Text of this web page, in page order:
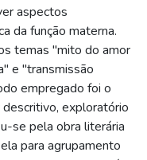
aspectos
da função materna.
temas "mito do amor
e "transmissão
empregado foi o
exploratório
se pela obra literária
para agrupamento